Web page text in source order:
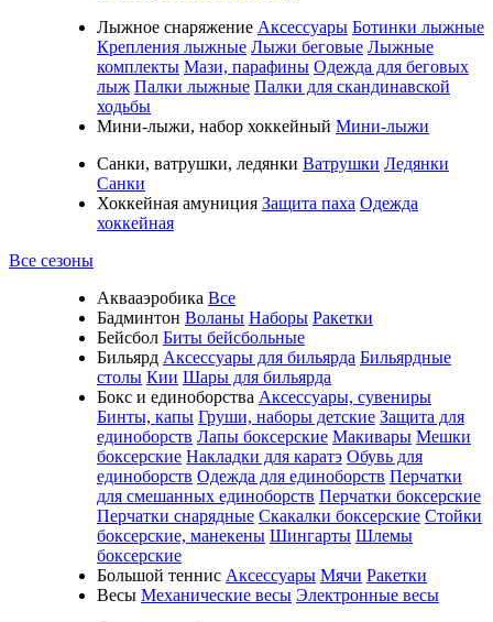
Лыжное снаряжение Аксессуары Ботинки лыжные
Крепления лыжные Лыжи беговые Лыжные
комплекты Мази, парафины Одежда для беговых
лыж Палки лыжные Палки для скандинавской
ходьбы
Мини-лыжи, набор хоккейный Мини-лыжи
Санки, ватрушки, ледянки Ватрушки Ледянки
Санки
Хоккейная амуниция Защита паха Одежда
хоккейная
Все сезоны
Аквааэробика Все
Бадминтон Воланы Наборы Ракетки
Бейсбол Биты бейсбольные
Бильярд Аксессуары для бильярда Бильярдные
столы Кии Шары для бильярда
Бокс и единоборства Аксессуары, сувениры
Бинты, капы Груши, наборы детские Защита для
единоборств Лапы боксерские Макивары Мешки
боксерские Накладки для каратэ Обувь для
единоборств Одежда для единоборств Перчатки
для смешанных единоборств Перчатки боксерские
Перчатки снарядные Скакалки боксерские Стойки
боксерские, манекены Шингарты Шлемы
боксерские
Большой теннис Аксессуары Мячи Ракетки
Весы Механические весы Электронные весы